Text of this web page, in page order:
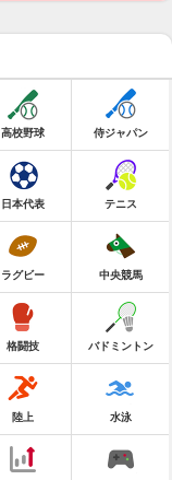
高校野球 侍ジャパン
日本代表 テニス
ラグビー 中央競馬
格闘技 バドミントン
陸上 水泳